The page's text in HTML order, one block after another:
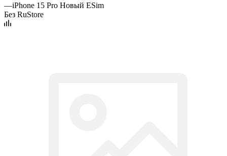
—iPhone 15 Pro Новый ESim
Без RuStore